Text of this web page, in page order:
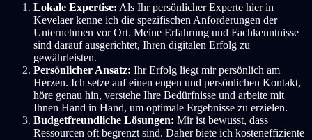
Lokale Expertise: Als Ihr persönlicher Experte hier in
Kevelaer kenne ich die spezifischen Anforderungen der
Unternehmen vor Ort. Meine Erfahrung und Fachkenntnisse
sind darauf ausgerichtet, Ihren digitalen Erfolg zu
gewährleisten.
Persönlicher Ansatz: Ihr Erfolg liegt mir persönlich am
Herzen. Ich setze auf einen engen und persönlichen Kontakt,
höre genau hin, verstehe Ihre Bedürfnisse und arbeite mit
Ihnen Hand in Hand, um optimale Ergebnisse zu erzielen.
Budgetfreundliche Lösungen: Mir ist bewusst, dass
Ressourcen oft begrenzt sind. Daher biete ich kosteneffiziente